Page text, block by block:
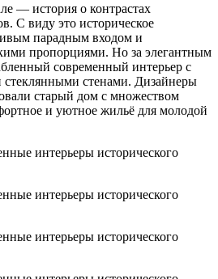
— история о контрастах
С виду это историческое
парадным входом и
пропорциями. Но за элегантным
современный интерьер с
стеклянными стенами. Дизайнеры
старый дом с множеством
и уютное жильё для молодой